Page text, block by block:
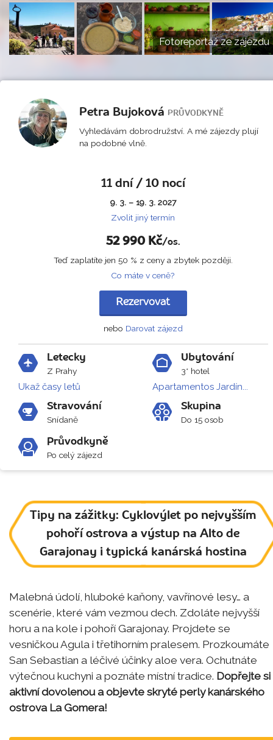
Fotoreportáž ze zájezdu
Petra Bujoková PRŮVODKYNĚ
Vyhledávám dobrodružství. A mé zájezdy plují
na podobné vlně.
11 dní / 10 nocí
9. 3. – 19. 3. 2027
Zvolit jiný termín
52 990 Kč/os.
Teď zaplatíte jen 50 % z ceny a zbytek později.
Co máte v ceně?
Rezervovat
nebo Darovat zájezd
Letecky
Z Prahy
Ukaž časy letů
Ubytování
3* hotel
Apartamentos Jardín...
Stravování
Snídaně
Skupina
Do 15 osob
Průvodkyně
Po celý zájezd
Tipy na zážitky: Cyklovýlet po nejvyšším
pohoří ostrova a výstup na Alto de
Garajonay i typická kanárská hostina
Malebná údolí, hluboké kaňony, vavřínové lesy… a
scenérie, které vám vezmou dech. Zdoláte nejvyšší
horu a na kole i pohoří Garajonay. Projdete se
vesničkou Agula i třetihorním pralesem. Prozkoumáte
San Sebastian a léčivé účinky aloe vera. Ochutnáte
výtečnou kuchyni a poznáte místní tradice. Dopřejte si
aktivní dovolenou a objevte skryté perly kanárského
ostrova La Gomera!